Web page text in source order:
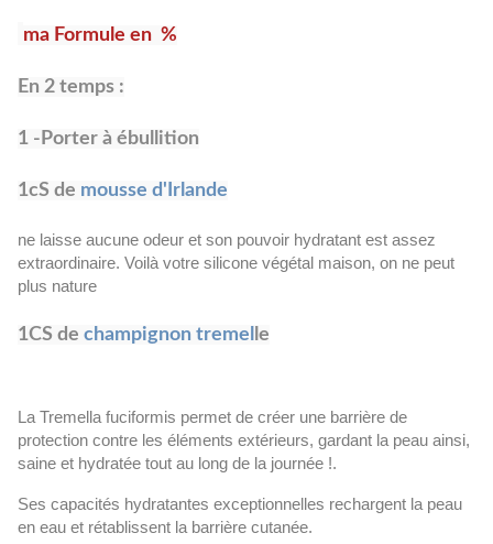
ma Formule en %
En 2 temps :
1 -Porter à ébullition
1cS de mousse d'Irlande
ne laisse aucune odeur et son pouvoir hydratant est assez
extraordinaire. Voilà votre silicone végétal maison, on ne peut
plus nature
1CS de champignon tremel le
La Tremella fuciformis permet de créer une barrière de
protection contre les éléments extérieurs, gardant la peau ainsi,
saine et hydratée tout au long de la journée !.
Ses capacités hydratantes exceptionnelles rechargent la peau
en eau et rétablissent la barrière cutanée.